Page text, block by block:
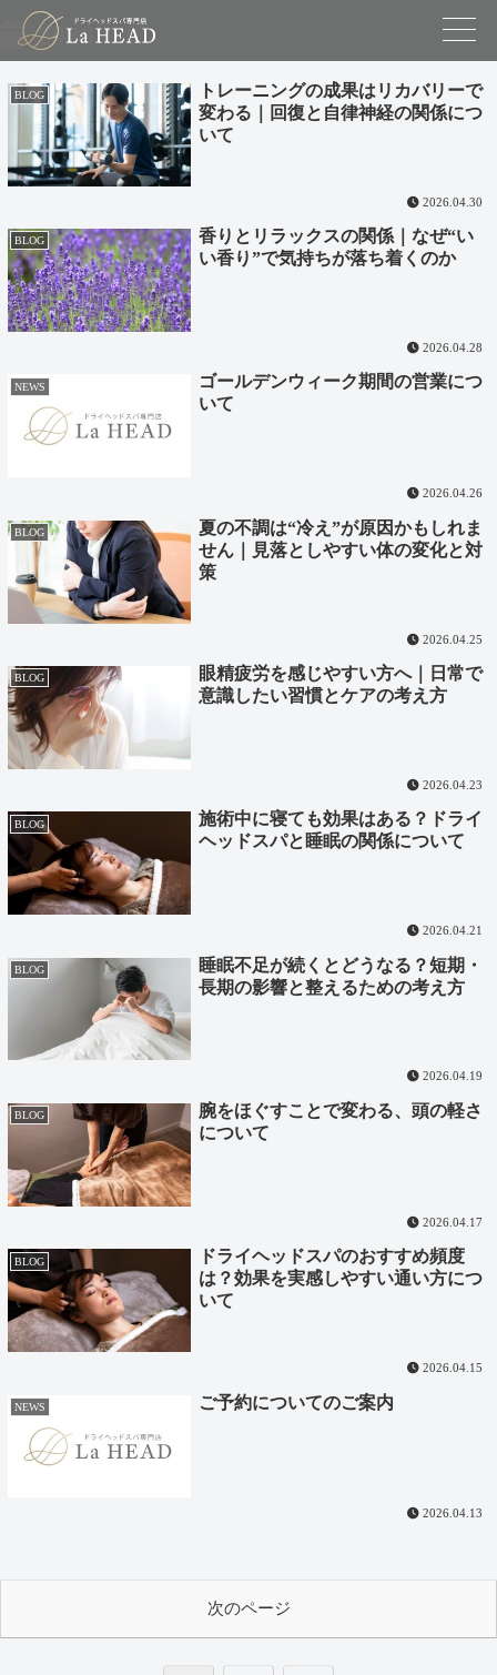
2026-04
BLOG
トレーニングの成果はリカバリーで
変わる｜回復と自律神経の関係につ
いて
2026.04.30
BLOG
香りとリラックスの関係｜なぜ“い
い香り”で気持ちが落ち着くのか
2026.04.28
NEWS
ゴールデンウィーク期間の営業につ
いて
2026.04.26
BLOG
夏の不調は“冷え”が原因かもしれま
せん｜見落としやすい体の変化と対
策
2026.04.25
BLOG
眼精疲労を感じやすい方へ｜日常で
意識したい習慣とケアの考え方
2026.04.23
BLOG
施術中に寝ても効果はある？ドライ
ヘッドスパと睡眠の関係について
2026.04.21
BLOG
睡眠不足が続くとどうなる？短期・
長期の影響と整えるための考え方
2026.04.19
BLOG
腕をほぐすことで変わる、頭の軽さ
について
2026.04.17
BLOG
ドライヘッドスパのおすすめ頻度
は？効果を実感しやすい通い方につ
いて
2026.04.15
NEWS ご予約についてのご案内
2026.04.13
次のページ